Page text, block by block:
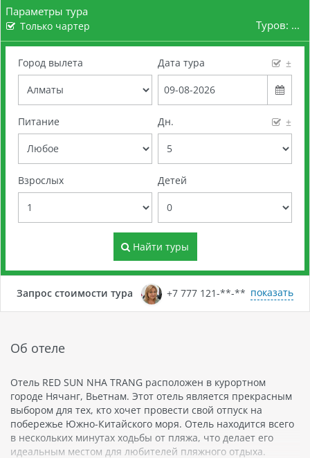
Параметры тура
Только чартер Туров: ...
Город вылета Дата тура ±
Питание Дн. ±
Взрослых Детей
Найти туры
Запрос стоимости тура +7 777 121-**-** показать
Об отеле
Отель RED SUN NHA TRANG расположен в курортном
городе Нячанг, Вьетнам. Этот отель является прекрасным
выбором для тех, кто хочет провести свой отпуск на
побережье Южно-Китайского моря. Отель находится всего
в нескольких минутах ходьбы от пляжа, что делает его
идеальным местом для любителей пляжного отдыха.